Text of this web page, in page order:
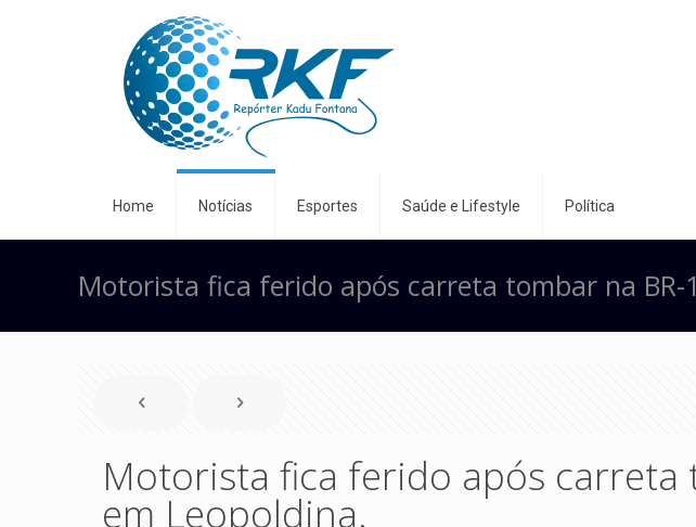
Home Notícias Esportes Saúde e Lifestyle Política
Motorista fica ferido após carreta tombar na BR-
Motorista fica ferido após carreta
em Leopoldina.